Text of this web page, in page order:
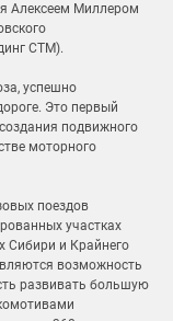
Алексеем Миллером
СТМ).
успешно
Это первый
подвижного
моторного
поездов
участках
Сибири и Крайнего
возможность
развивать большую